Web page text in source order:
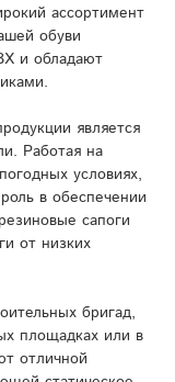
ассортимент
обуви
и обладают
является
Работая на
условиях,
в обеспечении
сапоги
от низких
бригад,
площадках или в
отличной